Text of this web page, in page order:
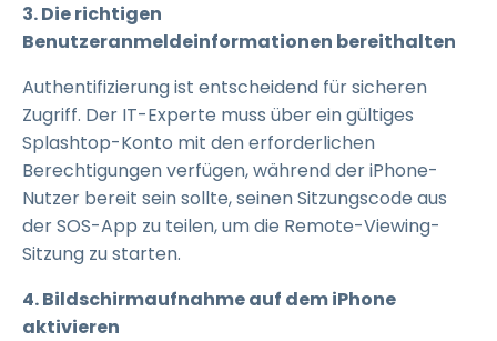
3. Die richtigen
Benutzeranmeldeinformationen bereithalten
Authentifizierung ist entscheidend für sicheren
Zugriff. Der IT-Experte muss über ein gültiges
Splashtop-Konto mit den erforderlichen
Berechtigungen verfügen, während der iPhone-
Nutzer bereit sein sollte, seinen Sitzungscode aus
der SOS-App zu teilen, um die Remote-Viewing-
Sitzung zu starten.
4. Bildschirmaufnahme auf dem iPhone
aktivieren